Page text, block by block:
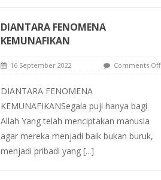
DIANTARA FENOMENA
KEMUNAFIKAN
16 September 2022 Comments Off
DIANTARA FENOMENA
KEMUNAFIKANSegala puji hanya bagi
Allah Yang telah menciptakan manusia
agar mereka menjadi baik bukan buruk,
menjadi pribadi yang [...]